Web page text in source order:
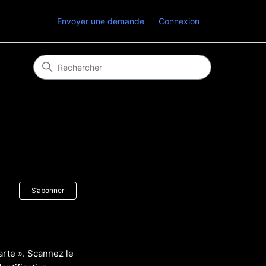
Envoyer une demande Connexion
S’abonner
». Scannez le